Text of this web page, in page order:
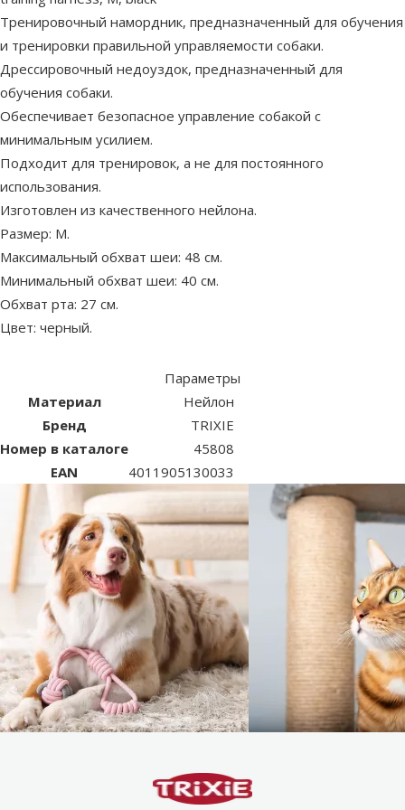
Тренировочный намордник, предназначенный для обучения
и тренировки правильной управляемости собаки.
Дрессировочный недоуздок, предназначенный для
обучения собаки.
Обеспечивает безопасное управление собакой с
минимальным усилием.
Подходит для тренировок, а не для постоянного
использования.
Изготовлен из качественного нейлона.
Размер: M.
Максимальный обхват шеи: 48 см.
Минимальный обхват шеи: 40 см.
Обхват рта: 27 см.
Цвет: черный.
Параметры
Материал
Нейлон
Бренд
TRIXIE
Номер в каталоге
45808
EAN
4011905130033